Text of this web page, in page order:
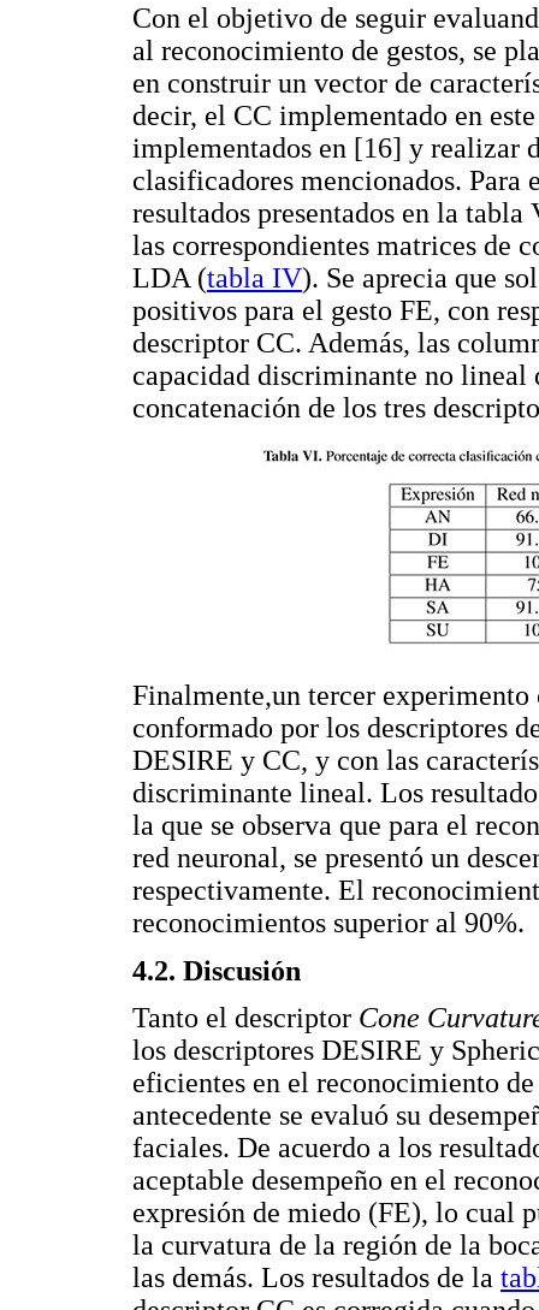
Con el objetivo de seguir
al reconocimiento de gestos, se
en construir un vector de
decir, el CC implementado en
implementados en [16] y realizar
clasificadores mencionados. Para
resultados presentados en la
las correspondientes matrices de
LDA (tabla IV). Se aprecia que
positivos para el gesto FE, con
descriptor CC. Además, las
capacidad discriminante no
concatenación de los tres
Finalmente,un tercer
conformado por los descriptores
DESIRE y CC, y con las
discriminante lineal. Los
la que se observa que para el
red neuronal, se presentó un
respectivamente. El
reconocimientos superior al 90%.
4.2. Discusión
Tanto el descriptor Cone
los descriptores DESIRE y
eficientes en el reconocimiento
antecedente se evaluó su
faciales. De acuerdo a los
aceptable desempeño en el
expresión de miedo (FE), lo cual
la curvatura de la región de la
las demás. Los resultados de la